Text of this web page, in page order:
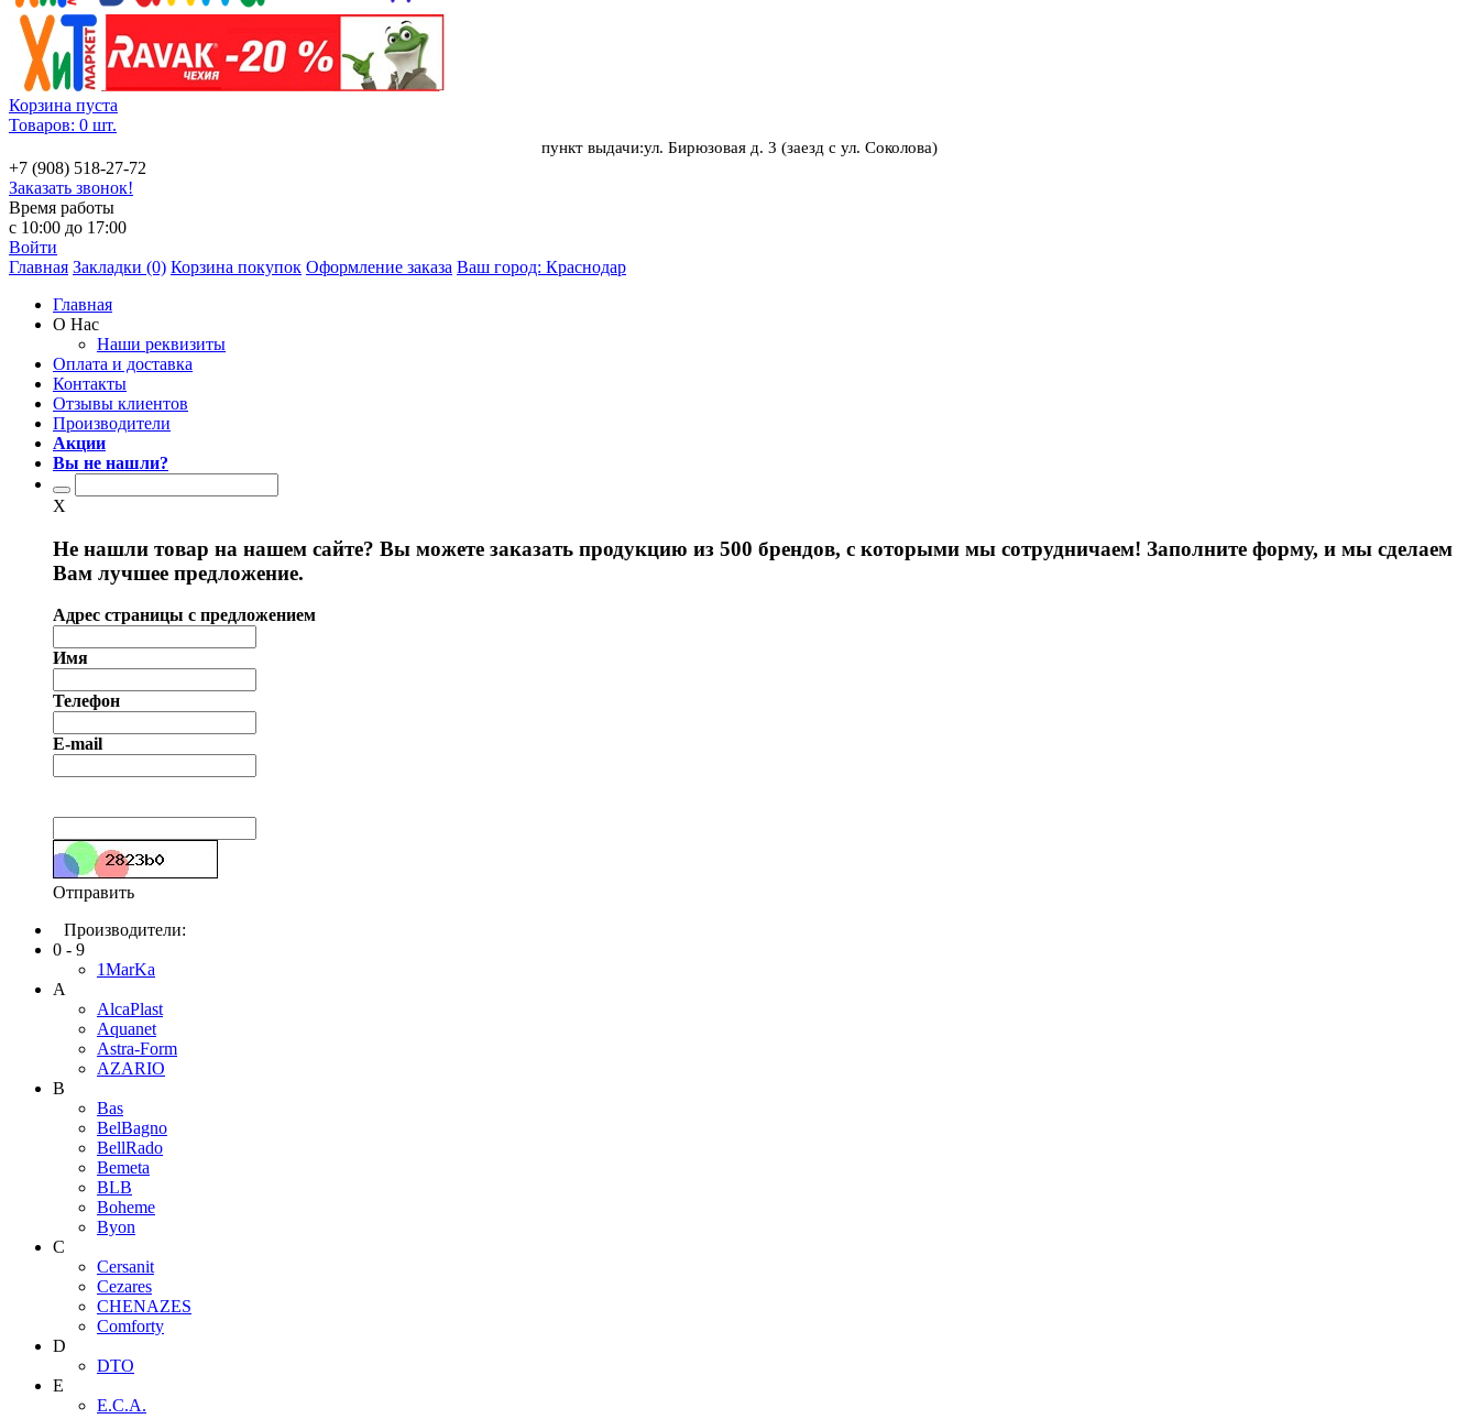
Корзина пуста
Товаров: 0 шт.
пункт выдачи:ул. Бирюзовая д. 3 (заезд с ул. Соколова)
+7 (908) 518-27-72
Заказать звонок!
Время работы
с 10:00 до 17:00
Войти
Главная Закладки (0) Корзина покупок Оформление заказа Ваш город: Краснодар
Главная
О Нас
Наши реквизиты
Оплата и доставка
Контакты
Отзывы клиентов
Производители
Акции
Вы не нашли?
X
Не нашли товар на нашем сайте? Вы можете заказать продукцию из 500 брендов, с которыми мы сотрудничаем! Заполните форму, и мы сделаем
Вам лучшее предложение.
Адрес страницы с предложением
Имя
Телефон
E-mail
Отправить
Производители:
0 - 9
1MarKa
A
AlcaPlast
Aquanet
Astra-Form
AZARIO
B
Bas
BelBagno
BellRado
Bemeta
BLB
Boheme
Byon
C
Cersanit
Cezares
CHENAZES
Comforty
D
DTO
E
E.C.A.